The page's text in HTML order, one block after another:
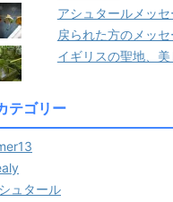
アシュタールメッ
戻られた方のメッセ
イギリスの聖地、
テゴリー
ュタール